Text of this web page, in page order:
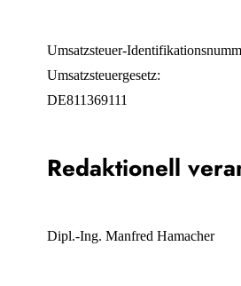
Umsatzsteuer-
Umsatzsteuergesetz:
DE811369111
Redaktionell
Dipl.-Ing. Manfred Hamacher